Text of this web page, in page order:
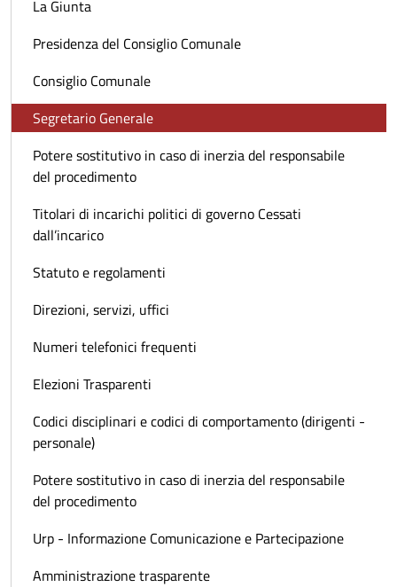
La Giunta
Presidenza del Consiglio Comunale
Consiglio Comunale
Segretario Generale
Potere sostitutivo in caso di inerzia del responsabile
del procedimento
Titolari di incarichi politici di governo Cessati
dall’incarico
Statuto e regolamenti
Direzioni, servizi, uffici
Numeri telefonici frequenti
Elezioni Trasparenti
Codici disciplinari e codici di comportamento (dirigenti -
personale)
Potere sostitutivo in caso di inerzia del responsabile
del procedimento
Urp - Informazione Comunicazione e Partecipazione
Amministrazione trasparente